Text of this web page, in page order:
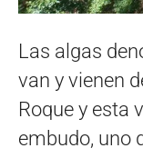
Las algas
van y vienen
Roque y esta
embudo, uno